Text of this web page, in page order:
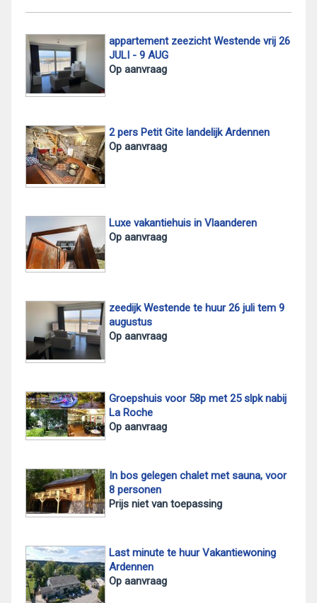
appartement zeezicht Westende vrij 26
JULI - 9 AUG
Op aanvraag
2 pers Petit Gite landelijk Ardennen
Op aanvraag
Luxe vakantiehuis in Vlaanderen
Op aanvraag
zeedijk Westende te huur 26 juli tem 9
augustus
Op aanvraag
Groepshuis voor 58p met 25 slpk nabij
La Roche
Op aanvraag
In bos gelegen chalet met sauna, voor
8 personen
Prijs niet van toepassing
Last minute te huur Vakantiewoning
Ardennen
Op aanvraag